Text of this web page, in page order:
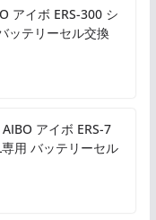
アイボ ERS-300 シ
ッテリーセル交換
アイボ ERS-7
用 バッテリーセル